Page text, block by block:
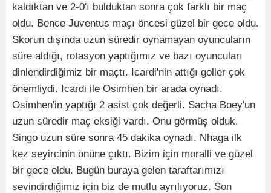
kaldıktan ve 2-0'ı bulduktan sonra çok farklı bir maç
oldu. Bence Juventus maçı öncesi güzel bir gece oldu.
Skorun dışında uzun süredir oynamayan oyuncuların
süre aldığı, rotasyon yaptığımız ve bazı oyuncuları
dinlendirdiğimiz bir maçtı. Icardi'nin attığı goller çok
önemliydi. Icardi ile Osimhen bir arada oynadı.
Osimhen'in yaptığı 2 asist çok değerli. Sacha Boey'un
uzun süredir maç eksiği vardı. Onu görmüş olduk.
Singo uzun süre sonra 45 dakika oynadı. Nhaga ilk
kez seyircinin önüne çıktı. Bizim için moralli ve güzel
bir gece oldu. Bugün buraya gelen taraftarımızı
sevindirdiğimiz için biz de mutlu ayrılıyoruz. Son